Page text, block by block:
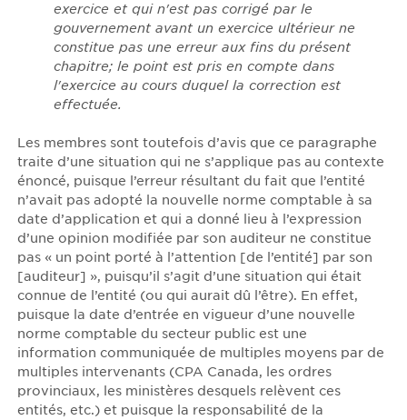
exercice et qui n'est pas corrigé par le
gouvernement avant un exercice ultérieur ne
constitue pas une erreur aux fins du présent
chapitre; le point est pris en compte dans
l'exercice au cours duquel la correction est
effectuée.
Les membres sont toutefois d’avis que ce paragraphe
traite d’une situation qui ne s’applique pas au contexte
énoncé, puisque l’erreur résultant du fait que l’entité
n’avait pas adopté la nouvelle norme comptable à sa
date d’application et qui a donné lieu à l’expression
d’une opinion modifiée par son auditeur ne constitue
pas « un point porté à l’attention [de l’entité] par son
[auditeur] », puisqu’il s’agit d’une situation qui était
connue de l’entité (ou qui aurait dû l’être). En effet,
puisque la date d’entrée en vigueur d’une nouvelle
norme comptable du secteur public est une
information communiquée de multiples moyens par de
multiples intervenants (CPA Canada, les ordres
provinciaux, les ministères desquels relèvent ces
entités, etc.) et puisque la responsabilité de la